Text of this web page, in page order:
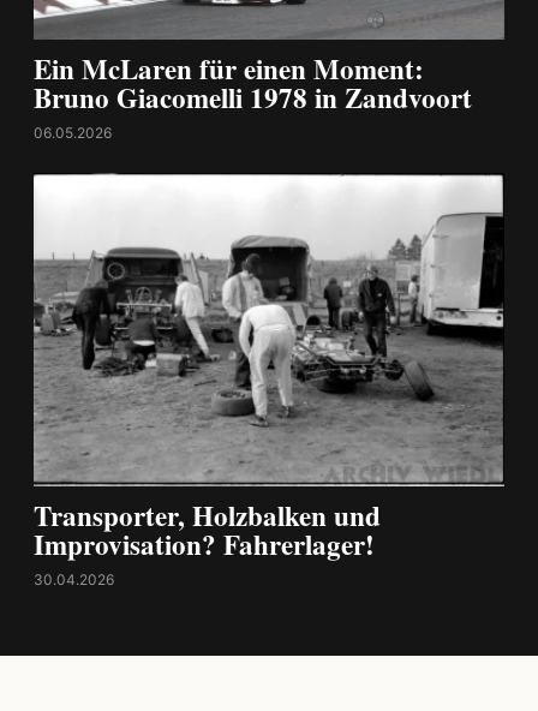
Ein McLaren für einen Moment:
Bruno Giacomelli 1978 in Zandvoort
06.05.2026
Transporter, Holzbalken und
Improvisation? Fahrerlager!
30.04.2026